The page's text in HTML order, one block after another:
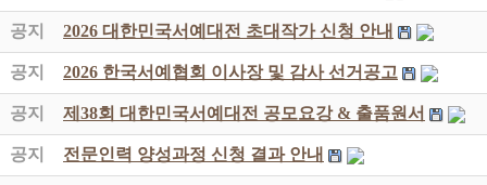
공지 2026 대한민국서예대전 초대작가 신청 안내
공지 2026 한국서예협회 이사장 및 감사 선거공고
공지 제38회 대한민국서예대전 공모요강 & 출품원서
공지 전문인력 양성과정 신청 결과 안내